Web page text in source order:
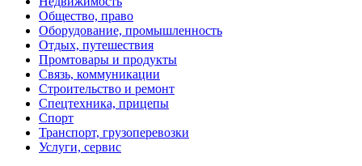
Общество, право
Оборудование, промышленность
Отдых, путешествия
Промтовары и продукты
Связь, коммуникации
Строительство и ремонт
Спецтехника, прицепы
Спорт
Транспорт, грузоперевозки
Услуги, сервис